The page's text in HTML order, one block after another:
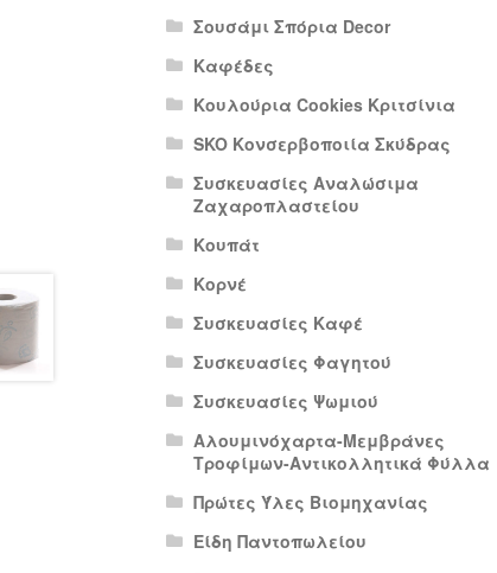
Σουσάμι Σπόρια Decor
Καφέδες
Κουλούρια Cookies Κριτσίνια
SKO Κονσερβοποιία Σκύδρας
Συσκευασίες Αναλώσιμα
Ζαχαροπλαστείου
Κουπάτ
Κορνέ
Συσκευασίες Καφέ
Συσκευασίες Φαγητού
Συσκευασίες Ψωμιού
Αλουμινόχαρτα-Μεμβράνες
Τροφίμων-Αντικολλητικά Φύλλα
Πρώτες Ύλες Βιομηχανίας
Είδη Παντοπωλείου